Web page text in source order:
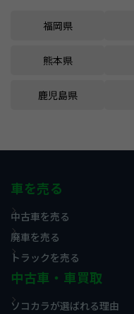
福岡県
熊本県
鹿児島県
車を売る
中古車を売る
廃車を売る
トラックを売る
中古車・車買取
ソコカラが選ばれる理由